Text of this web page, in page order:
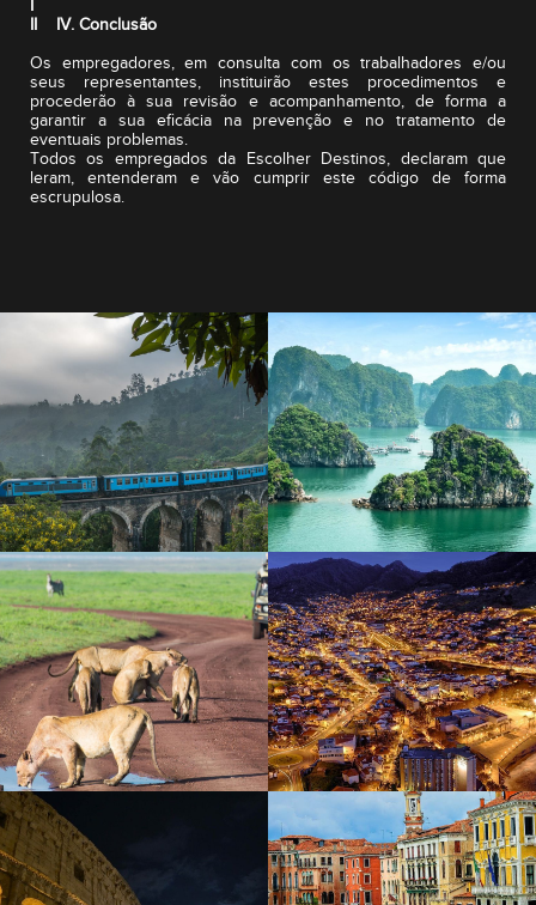
II IV. Conclusão
Os empregadores, em consulta com os trabalhadores e/ou
seus representantes, instituirão estes procedimentos e
procederão à sua revisão e acompanhamento, de forma a
garantir a sua eficácia na prevenção e no tratamento de
eventuais problemas.
Todos os empregados da Escolher Destinos, declaram que
leram, entenderam e vão cumprir este código de forma
escrupulosa.